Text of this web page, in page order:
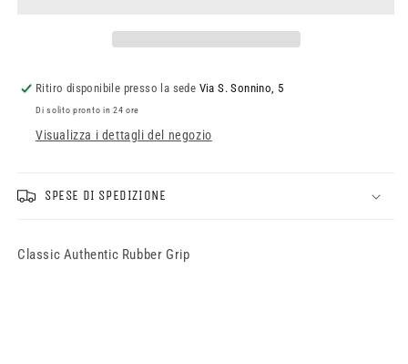
Ritiro disponibile presso la sede Via S. Sonnino, 5
Di solito pronto in 24 ore
Visualizza i dettagli del negozio
SPESE DI SPEDIZIONE
Classic Authentic Rubber Grip